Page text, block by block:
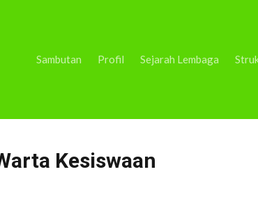
Sambutan Profil Sejarah Lembaga
Kesiswaan